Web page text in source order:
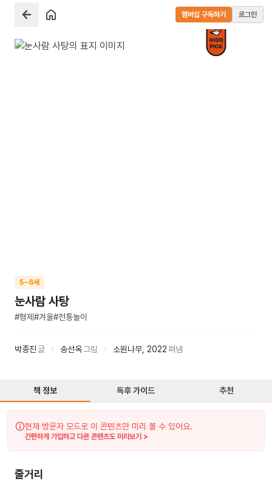
멤버십 구독하기 로그인
5~6세
눈사람 사탕
#형제 #겨울#전통놀이
박종진 글 송선옥그림 소원나무 2022펴냄
책 정보 독후 가이드 추천
현재 방문자 모드로 이 콘텐츠만 미리 볼 수 있어요.
간편하게 가입하고 다른 콘텐츠도 미리보기 >
줄거리